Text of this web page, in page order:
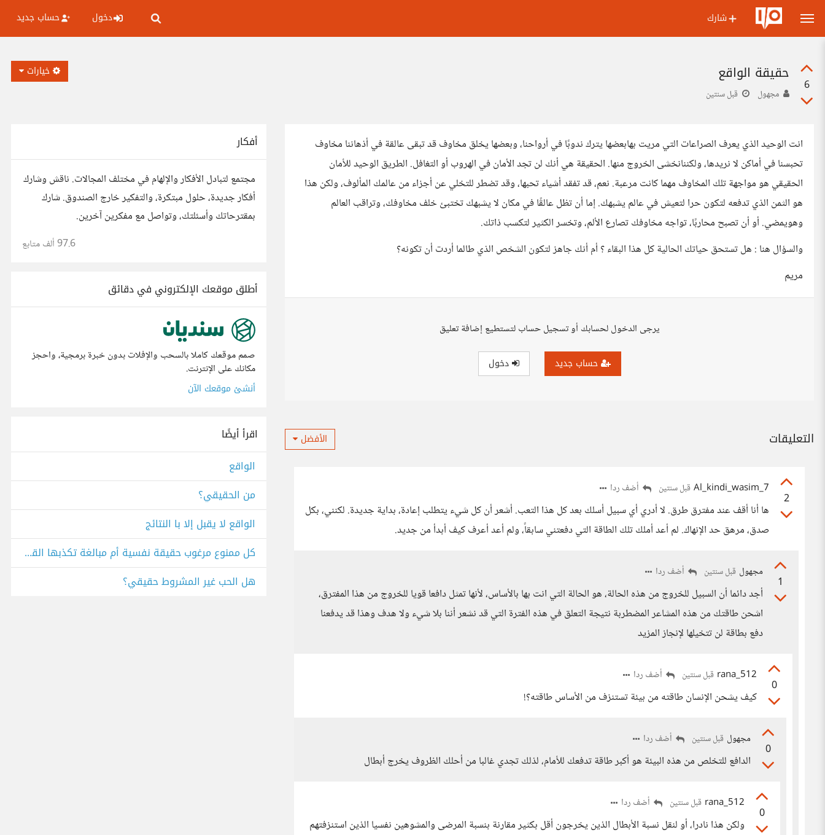
شارك دخول حساب جديد
6
حقيقة الواقع
مجهول قبل سنتين
خيارات
انت الوحيد الذي يعرف الصراعات التي مريت بهابعضها يترك ندوبًا في أرواحنا، وبعضها يخلق مخاوف قد تبقى عالقة في أذهاننا مخاوف
تحبسنا في أماكن لا نريدها، ولكننانخشى الخروج منها. الحقيقة هي أنك لن تجد الأمان في الهروب أو التغافل. الطريق الوحيد للأمان
الحقيقي هو مواجهة تلك المخاوف مهما كانت مرعبة. نعم، قد تفقد أشياء تحبها، وقد تضطر للتخلي عن أجزاء من عالمك المألوف، ولكن هذا
هو الثمن الذي تدفعه لتكون حرا لتعيش في عالم يشبهك. إما أن تظل عالقًا في مكان لا يشبهك تختبئ خلف مخاوفك، وتراقب العالم
وهويمضي. أو أن تصبح محاربًا، تواجه مخاوفك تصارع الألم، وتخسر الكثير لتكسب ذاتك.
والسؤال هنا : هل تستحق حياتك الحالية كل هذا البقاء ؟ أم أنك جاهز لتكون الشخص الذي طالما أردت أن تكونه؟
مريم
يرجى الدخول لحسابك أو تسجيل حساب لتستطيع إضافة تعليق
حساب جديد دخول
التعليقات الأفضل
2
Al_kindi_wasim_7 قبل سنتين أضف ردا
ها أنا أقف عند مفترق طرق. لا أدري أي سبيل أسلك بعد كل هذا التعب. أشعر أن كل شيء يتطلب إعادة، بداية جديدة. لكنني، بكل
صدق، مرهق حد الإنهاك. لم أعد أملك تلك الطاقة التي دفعتني سابقاً، ولم أعد أعرف كيف أبدأ من جديد.
1
مجهول قبل سنتين أضف ردا
أجد دائما أن السبيل للخروج من هذه الحالة، هو الحالة التي انت بها بالأساس، لأنها تمثل دافعا قويا للخروج من هذا المفترق،
اشحن طاقتك من هذه المشاعر المضطربة نتيجة التعلق في هذه الفترة التي قد نشعر أننا بلا شيء ولا هدف وهذا قد يدفعنا
دفع بطاقة لن تتخيلها لإنجاز المزيد
0
rana_512 قبل سنتين أضف ردا
كيف يشحن الإنسان طاقته من بيئة تستنزف من الأساس طاقته؟!
0
مجهول قبل سنتين أضف ردا
الدافع للتخلص من هذه البيئة هو أكبر طاقة تدفعك للأمام، لذلك تجدي غالبا من أحلك الظروف يخرج أبطال
0
rana_512 قبل سنتين أضف ردا
ولكن هذا نادرا، أو لنقل نسبة الأبطال الذين يخرجون أقل بكثير مقارنة بنسبة المرضى والمشوهين نفسيا الذين استنزفتهم
أفكار
مجتمع لتبادل الأفكار والإلهام في مختلف المجالات. ناقش وشارك
أفكار جديدة، حلول مبتكرة، والتفكير خارج الصندوق. شارك
بمقترحاتك وأسئلتك، وتواصل مع مفكرين آخرين.
97.6 ألف متابع
أطلق موقعك الإلكتروني في دقائق
صمم موقعك كاملا بالسحب والإفلات بدون خبرة برمجية، واحجز
مكانك على الإنترنت.
أنشئ موقعك الآن
اقرأ أيضًا
الواقع
من الحقيقي؟
الواقع لا يقبل إلا با النتائج
كل ممنوع مرغوب حقيقة نفسية أم مبالغة تكذبها القوانين والواقع؟
هل الحب غير المشروط حقيقي؟